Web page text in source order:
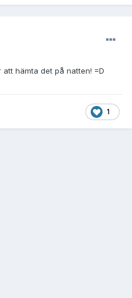
hämta det på natten! =D
1